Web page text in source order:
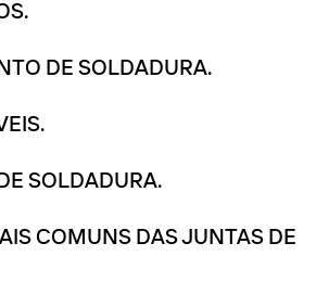
DE SOLDADURA.
SOLDADURA.
COMUNS DAS JUNTAS DE